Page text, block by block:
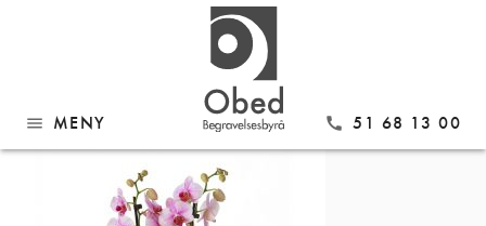
menu MENY call 51 68 13 00